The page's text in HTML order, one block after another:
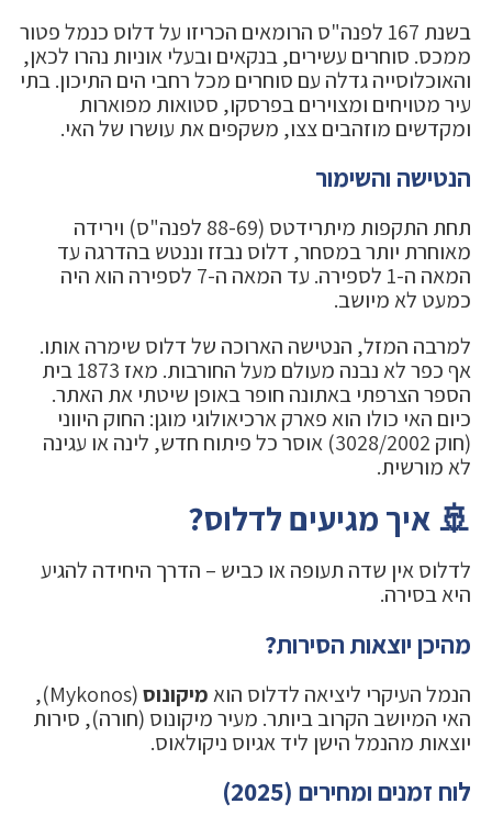
בשנת 167 לפנה"ס הרומאים הכריזו על דלוס כנמל פטור
ממכס. סוחרים עשירים, בנקאים ובעלי אוניות נהרו לכאן,
והאוכלוסייה גדלה עם סוחרים מכל רחבי הים התיכון. בתי
עיר מטויחים ומצוירים בפרסקו, סטואות מפוארות
ומקדשים מוזהבים צצו, משקפים את עושרו של האי.
הנטישה והשימור
תחת התקפות מיתרידטס (88-69 לפנה"ס) וירידה
מאוחרת יותר במסחר, דלוס נבזז וננטש בהדרגה עד
המאה ה-1 לספירה. עד המאה ה-7 לספירה הוא היה
כמעט לא מיושב.
למרבה המזל, הנטישה הארוכה של דלוס שימרה אותו.
אף כפר לא נבנה מעולם מעל החורבות. מאז 1873 בית
הספר הצרפתי באתונה חופר באופן שיטתי את האתר.
כיום האי כולו הוא פארק ארכיאולוגי מוגן: החוק היווני
(חוק 3028/2002) אוסר כל פיתוח חדש, לינה או עגינה
לא מורשית.
🚢 איך מגיעים לדלוס?
לדלוס אין שדה תעופה או כביש – הדרך היחידה להגיע
היא בסירה.
מהיכן יוצאות הסירות?
הנמל העיקרי ליציאה לדלוס הואמיקונוס
(Mykonos),
האי המיושב הקרוב ביותר. מעיר מיקונוס (חורה), סירות
יוצאות מהנמל הישן ליד אגיוס ניקולאוס.
לוח זמנים ומחירים (2025)